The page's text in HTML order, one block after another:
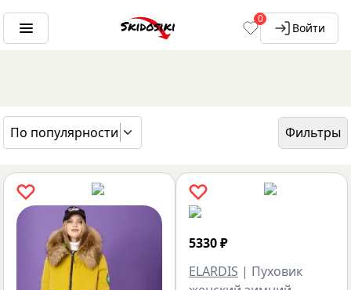
0
Войти
По популярности
Фильтры
ГЛАВНАЯ
БРЕНДЫ
5330₽
ELARDIS | Пуховик